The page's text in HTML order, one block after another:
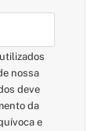
nossa
deve
da
e